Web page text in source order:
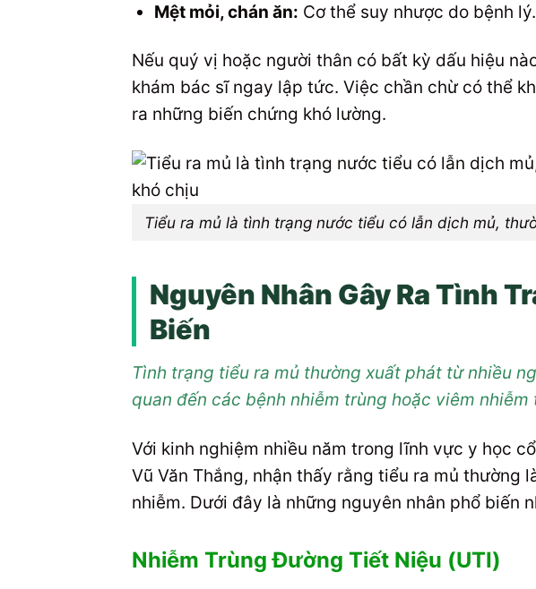
Mệt mỏi, chán ăn: Cơ thể suy nhược do bệnh lý.
Nếu quý vị hoặc người thân có bất kỳ dấu hiệu
khám bác sĩ ngay lập tức. Việc chần chừ có thể
ra những biến chứng khó lường.
Tiểu ra mủ là tình trạng nước tiểu có lẫn dịch mủ,
Nguyên Nhân Gây Ra Tình
Biến
Tình trạng tiểu ra mủ thường xuất phát từ nhiều
quan đến các bệnh nhiễm trùng hoặc viêm
Với kinh nghiệm nhiều năm trong lĩnh vực y học
Vũ Văn Thắng, nhận thấy rằng tiểu ra mủ thường
nhiễm. Dưới đây là những nguyên nhân phổ biến
Nhiễm Trùng Đường Tiết Niệu (UTI)